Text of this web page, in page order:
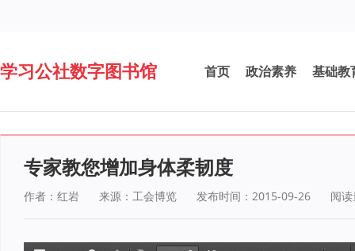
学习公社数字图书馆 首页 政治素养 基础教
专家教您增加身体柔韧度
作者：红岩 来源：工会博览 发布时间：2015-09-26 阅